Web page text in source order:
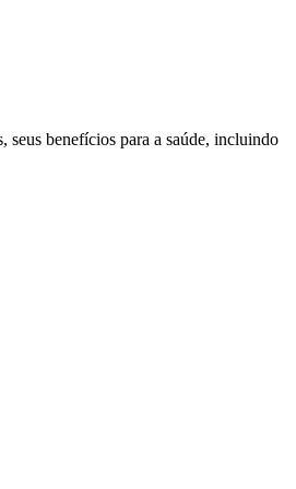
seus benefícios para a saúde, incluindo